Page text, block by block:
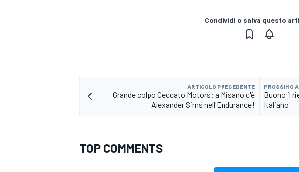
Condividi o salva questo
ARTICOLO PRECEDENTE
Grande colpo Ceccato Motors: a Misano c'è
Alexander Sims nell'Endurance!
PROSSIMO
Buono il
Italiano
TOP COMMENTS